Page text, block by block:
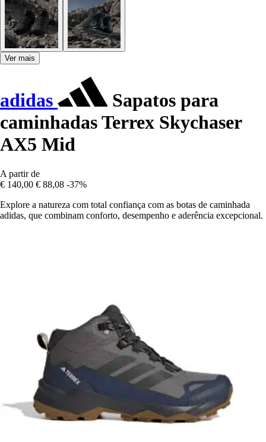
Ver mais
adidas
Sapatos para
caminhadas Terrex Skychaser
AX5 Mid
A partir de
€ 140,00 € 88,08 -37%
Explore a natureza com total confiança com as botas de caminhada
adidas, que combinam conforto, desempenho e aderência excepcional.